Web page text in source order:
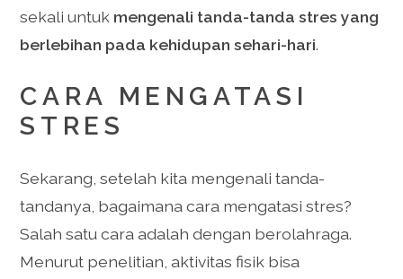
sekali untuk mengenali tanda-tanda stres yang
berlebihan pada kehidupan sehari-hari.
CARA MENGATASI
STRES
Sekarang, setelah kita mengenali tanda-
tandanya, bagaimana cara mengatasi stres?
Salah satu cara adalah dengan berolahraga.
Menurut penelitian, aktivitas fisik bisa